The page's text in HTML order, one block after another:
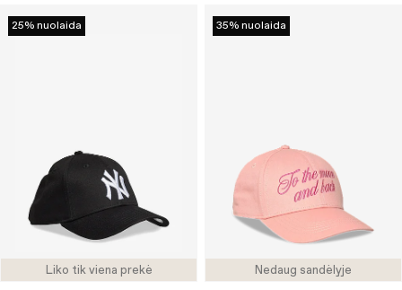
Liko tik viena prekė
25% nuolaida
Nedaug sandėlyje
35% nuolaida